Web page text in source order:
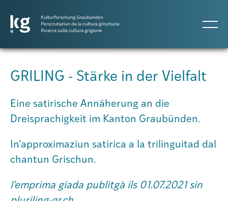
Projects
GRILING - Stärke in der Vielfalt
Eine satirische Annäherung an die
Dreisprachigkeit im Kanton Graubünden.
In’approximaziun satirica a la trilinguitad dal
chantun Grischun.
l'emprima giada publitgà ils 01.07.2021 sin